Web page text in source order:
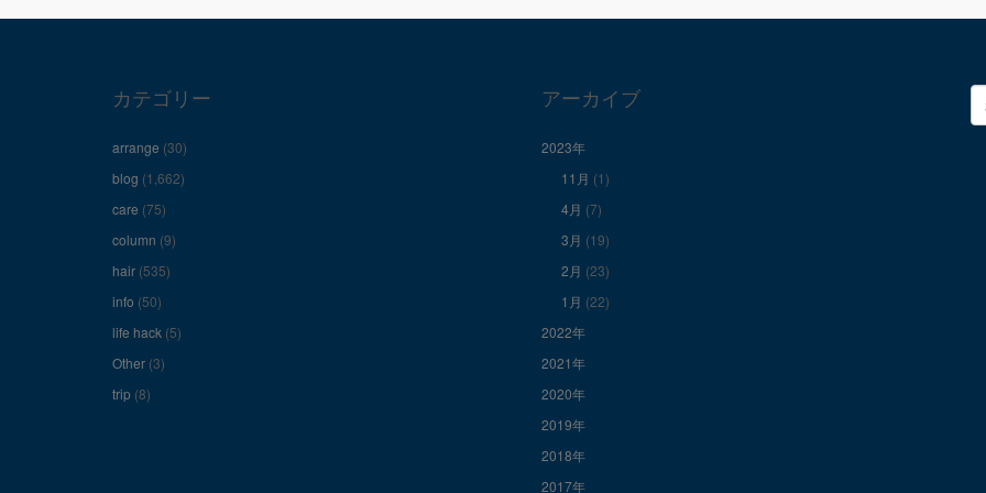
カテゴリー
arrange (30)
blog (1,662)
care (75)
column (9)
hair (535)
info (50)
life hack (5)
Other (3)
trip (8)
アーカイブ
2023年
11月 (1)
4月 (7)
3月 (19)
2月 (23)
1月 (22)
2022年
2021年
2020年
2019年
2018年
2017年
検
索: